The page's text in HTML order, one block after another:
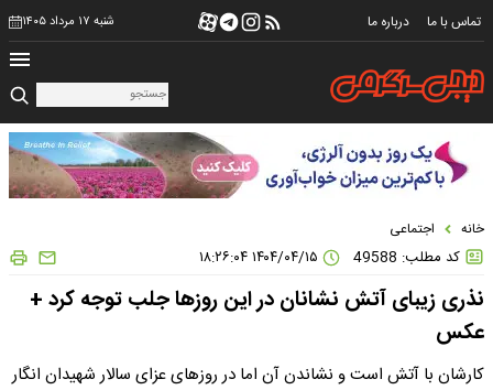
تماس با ما درباره ما شنبه ۱۷ مرداد ۱۴۰۵
خانه اجتماعی
کد مطلب: 49588
نذری زیبای آتش نشانان در این روزها جلب توجه کرد +
عکس
کارشان با آتش است و نشاندن آن اما در روزهای عزای سالار شهیدان انگار